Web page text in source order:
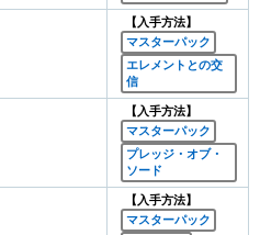
【入手方法】
マスターパック
エレメントとの交
信
【入手方法】
マスターパック
プレッジ・オブ・
ソード
【入手方法】
マスターパック